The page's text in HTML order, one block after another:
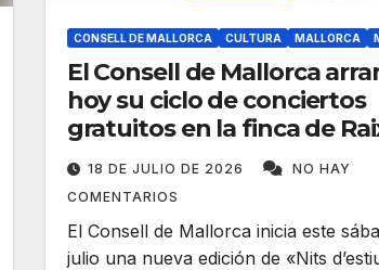
CONSELL DE MALLORCA CULTURA MALLORCA
El Consell de Mallorca
hoy su ciclo de conciertos
gratuitos en la finca de
18 DE JULIO DE 2026
NO HAY
COMENTARIOS
El Consell de Mallorca inicia este
julio una nueva edición de «Nits